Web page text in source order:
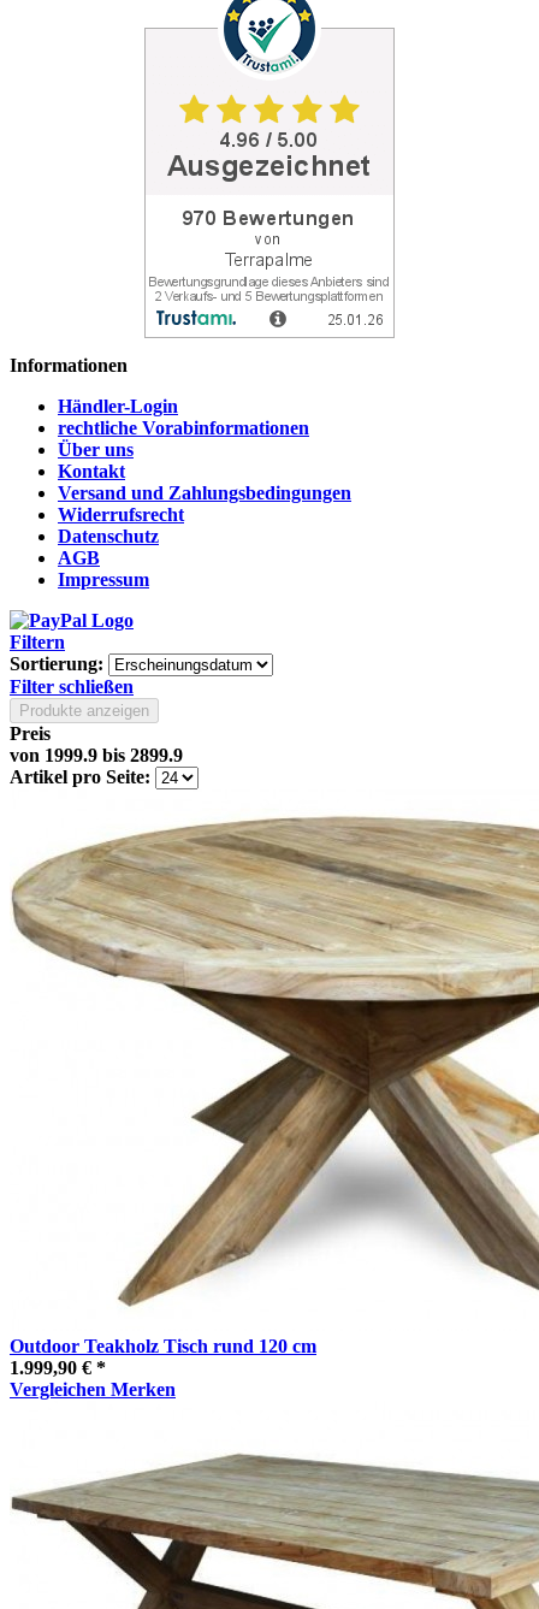
Informationen
Händler-Login
rechtliche Vorabinformationen
Über uns
Kontakt
Versand und Zahlungsbedingungen
Widerrufsrecht
Datenschutz
AGB
Impressum
Filtern
Sortierung:
Filter schließen
Produkte anzeigen
Preis
von 1999.9 bis 2899.9
Artikel pro Seite:
Outdoor Teakholz Tisch rund 120 cm
1.999,90 € *
Vergleichen Merken